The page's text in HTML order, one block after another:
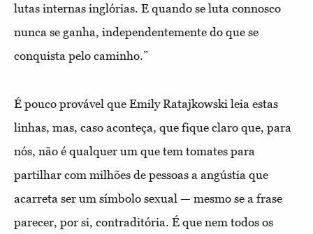
lutas internas inglórias. E quando se luta connosco
nunca se ganha, independentemente do que se
conquista pelo caminho.”
É pouco provável que Emily Ratajkowski leia estas
linhas, mas, caso aconteça, que fique claro que, para
nós, não é qualquer um que tem tomates para
partilhar com milhões de pessoas a angústia que
acarreta ser um símbolo sexual — mesmo se a frase
parecer, por si, contraditória. É que nem todos os